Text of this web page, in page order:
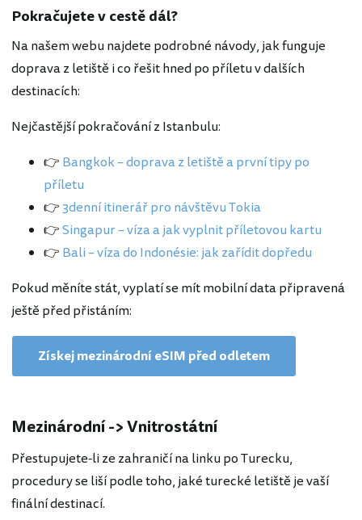
Pokračujete v cestě dál?
Na našem webu najdete podrobné návody, jak funguje
doprava z letiště i co řešit hned po příletu v dalších
destinacích:
Nejčastější pokračování z Istanbulu:
👉 Bangkok – doprava z letiště a první tipy po
příletu
👉3denní itinerář pro návštěvu Tokia
👉Singapur – víza a jak vyplnit příletovou kartu
👉 Bali – víza do Indonésie: jak zařídit dopředu
Pokud měníte stát, vyplatí se mít mobilní data připravená
ještě před přistáním:
Získej mezinárodní eSIM před odletem
Mezinárodní -> Vnitrostátní
Přestupujete-li ze zahraničí na linku po Turecku,
procedury se liší podle toho, jaké turecké letiště je vaší
finální destinací.